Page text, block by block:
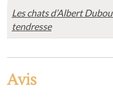
Les chats d’Albert
tendresse
Avis